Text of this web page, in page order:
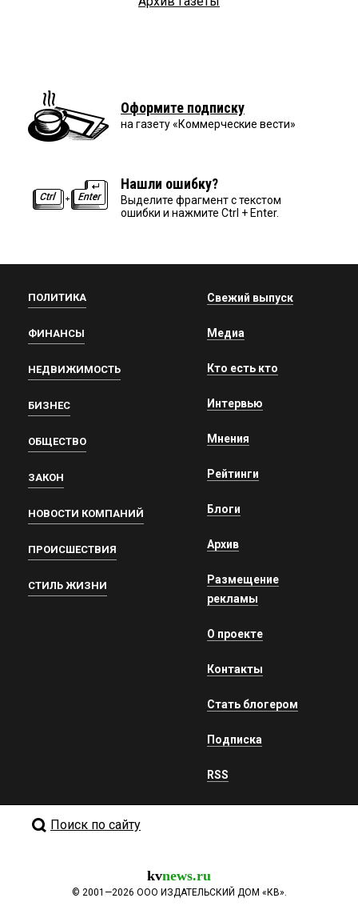
Оформите подписку
на газету «Коммерческие вести»
Нашли ошибку?
Выделите фрагмент с текстом
ошибки и нажмите Ctrl + Enter.
ПОЛИТИКА
ФИНАНСЫ
НЕДВИЖИМОСТЬ
БИЗНЕС
ОБЩЕСТВО
ЗАКОН
НОВОСТИ КОМПАНИЙ
ПРОИСШЕСТВИЯ
СТИЛЬ ЖИЗНИ
Свежий выпуск
Медиа
Кто есть кто
Интервью
Мнения
Рейтинги
Блоги
Архив
Размещение
рекламы
О проекте
Контакты
Стать блогером
Подписка
RSS
Поиск по сайту
kvnews.ru
© 2001—2026 ООО ИЗДАТЕЛЬСКИЙ ДОМ «КВ».